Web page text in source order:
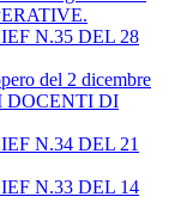
N.35 DEL 28
del 2 dicembre
DI
N.34 DEL 21
N.33 DEL 14